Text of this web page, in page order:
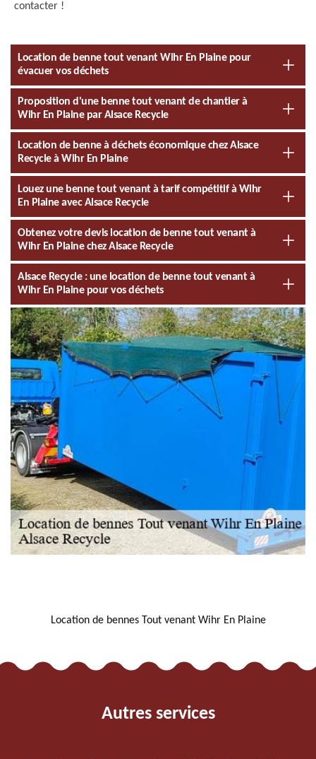
contacter !
Location de benne tout venant Wihr En Plaine pour
évacuer vos déchets
Proposition d'une benne tout venant de chantier à
Wihr En Plaine par Alsace Recycle
Location de benne à déchets économique chez Alsace
Recycle à Wihr En Plaine
Louez une benne tout venant à tarif compétitif à Wihr
En Plaine avec Alsace Recycle
Obtenez votre devis location de benne tout venant à
Wihr En Plaine chez Alsace Recycle
Alsace Recycle : une location de benne tout venant à
Wihr En Plaine pour vos déchets
Location de bennes Tout venant Wihr En Plaine
Autres services